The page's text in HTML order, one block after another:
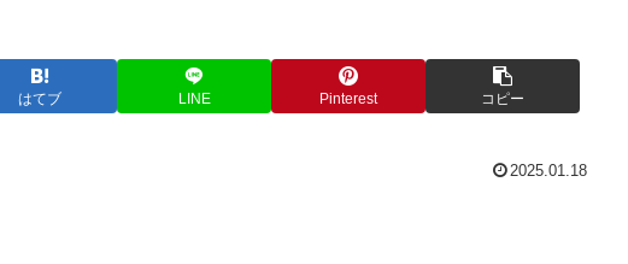
はてブ LINE Pinterest コピー
2025.01.18